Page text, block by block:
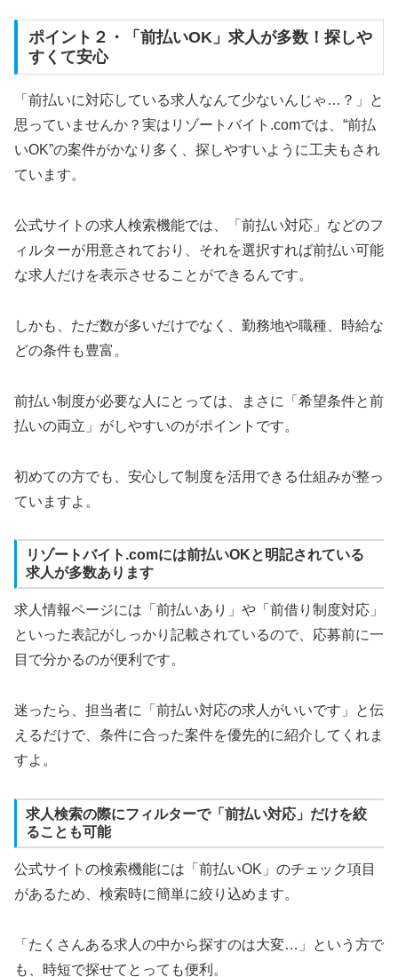
ポイント２・「前払いOK」求人が多数！探しや
すくて安心
「前払いに対応している求人なんて少ないんじゃ…？」と
思っていませんか？実はリゾートバイト.comでは、“前払
いOK”の案件がかなり多く、探しやすいように工夫もされ
ています。
公式サイトの求人検索機能では、「前払い対応」などのフ
ィルターが用意されており、それを選択すれば前払い可能
な求人だけを表示させることができるんです。
しかも、ただ数が多いだけでなく、勤務地や職種、時給な
どの条件も豊富。
前払い制度が必要な人にとっては、まさに「希望条件と前
払いの両立」がしやすいのがポイントです。
初めての方でも、安心して制度を活用できる仕組みが整っ
ていますよ。
リゾートバイト.comには前払いOKと明記されている
求人が多数あります
求人情報ページには「前払いあり」や「前借り制度対応」
といった表記がしっかり記載されているので、応募前に一
目で分かるのが便利です。
迷ったら、担当者に「前払い対応の求人がいいです」と伝
えるだけで、条件に合った案件を優先的に紹介してくれま
すよ。
求人検索の際にフィルターで「前払い対応」だけを絞
ることも可能
公式サイトの検索機能には「前払いOK」のチェック項目
があるため、検索時に簡単に絞り込めます。
「たくさんある求人の中から探すのは大変…」という方で
も、時短で探せてとっても便利。